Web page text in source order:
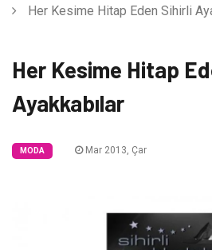
Her Kesime Hitap Eden Sihirli
Her Kesime Hitap
Ayakkabılar
MODA Mar 2013, Çar